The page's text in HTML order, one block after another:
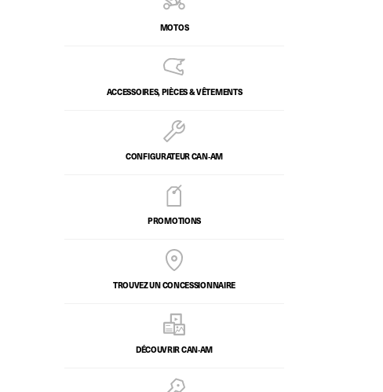
MOTOS
ACCESSOIRES, PIÈCES & VÊTEMENTS
CONFIGURATEUR CAN‑AM
PROMOTIONS
TROUVEZ UN CONCESSIONNAIRE
DÉCOUVRIR CAN‑AM